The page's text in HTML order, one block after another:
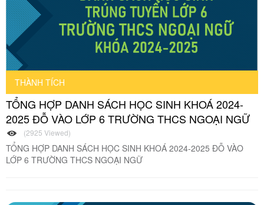
THÀNH TÍCH
TỔNG HỢP DANH SÁCH HỌC SINH KHOÁ 2024-
2025 ĐỖ VÀO LỚP 6 TRƯỜNG THCS NGOẠI NGỮ
(2925 Viewed)
TỔNG HỢP DANH SÁCH HỌC SINH KHOÁ 2024-2025 ĐỖ VÀO
LỚP 6 TRƯỜNG THCS NGOẠI NGỮ